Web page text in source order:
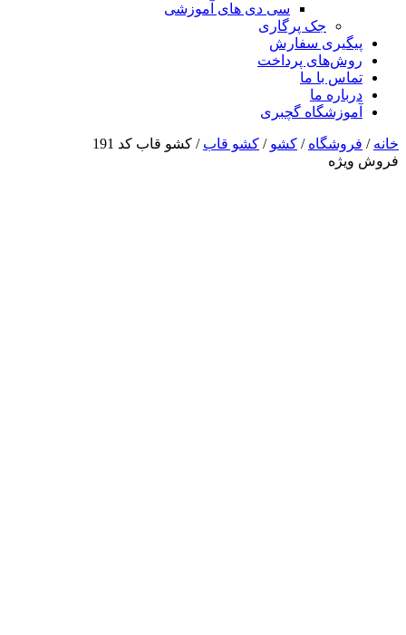
سی دی های آموزشی
جک پرگاری
پیگیری سفارش
روش‌های پرداخت
تماس با ما
درباره ما
آموزشگاه گچبری
خانه / فروشگاه / کشو / کشو قاب / کشو قاب کد 191
فروش ویژه